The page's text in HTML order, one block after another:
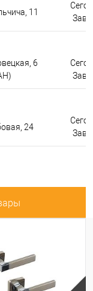
11
6
24